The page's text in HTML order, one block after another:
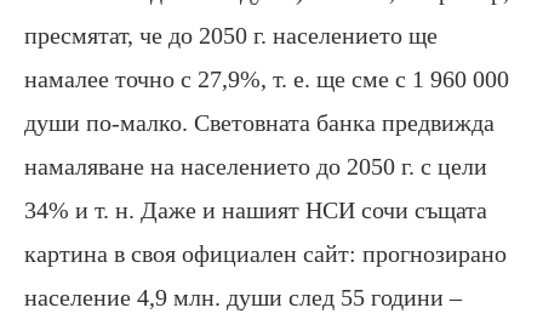
пресмятат, че до 2050 г. населението ще
намалее точно с 27,9%, т. е. ще сме с 1 960 000
души по-малко. Световната банка предвижда
намаляване на населението до 2050 г. с цели
34% и т. н. Даже и нашият НСИ сочи същата
картина в своя официален сайт: прогнозирано
население 4,9 млн. души след 55 години –